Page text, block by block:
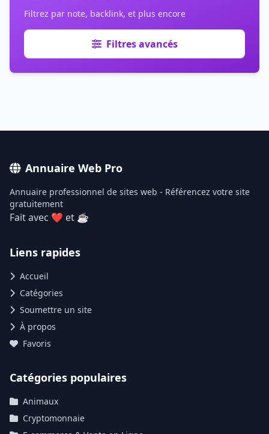
Filtrez par note, backlink, et plus encore
Filtres avancés
Annuaire Web Pro
Annuaire professionnel de sites web - Référencez votre site
gratuitement
Fait avec ❤ et ☕
Liens rapides
Accueil
Catégories
Soumettre un site
À propos
Favoris
Catégories populaires
Animaux
Cryptomonnaie